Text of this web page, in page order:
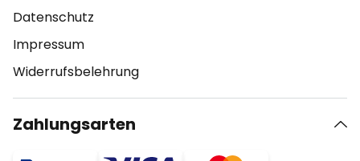
Datenschutz
Impressum
Widerrufsbelehrung
Zahlungsarten